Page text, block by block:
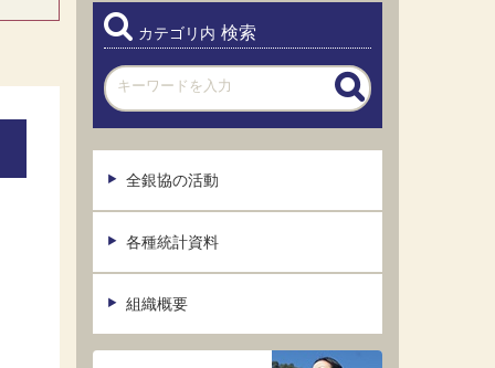
カテゴリ内 検索
全銀協の活動
各種統計資料
組織概要